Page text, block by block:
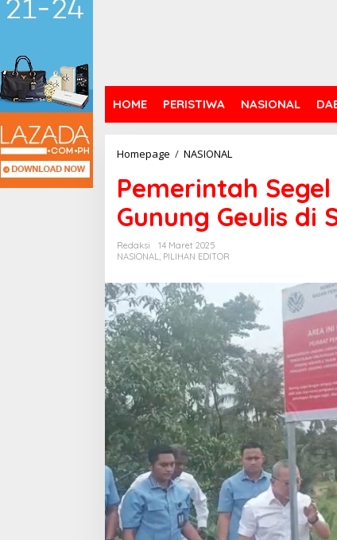
HOME PERISTIWA NASIONAL
Homepage / NASIONAL
Tempat
Golf
dan
Kawassan
Sumareccon
Bogor
Pemerintah
Gunung Geulis di
Redaksi
14 Maret 2025
NASIONAL, PILIHAN EDITOR